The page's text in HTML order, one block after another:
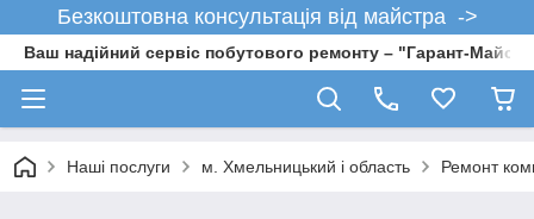
Безкоштовна консультація від майстра ->
Ваш надійний сервіс побутового ремонту – "Гарант-
Наші послуги м. Хмельницький і область Ремонт